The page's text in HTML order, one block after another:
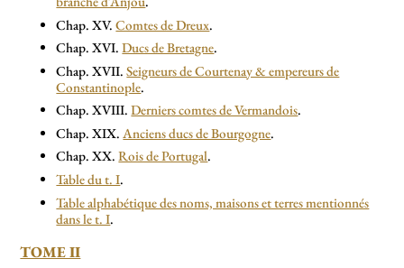
Chap. XV.Comtes de Dreux.
Chap. XVI.Ducs de Bretagne.
Chap. XVII.Seigneurs de Courtenay & empereurs de
Constantinople.
Chap. XVIII.Derniers comtes de Vermandois.
Chap. XIX.Anciens ducs de Bourgogne.
Chap. XX.Rois de Portugal.
Table du t. I.
Table alphabétique des noms, maisons et terres mentionnés
dans le t. I.
TOME II